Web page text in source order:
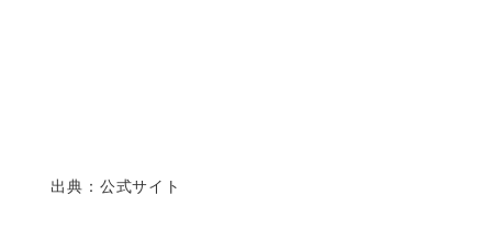
出典：公式サイト